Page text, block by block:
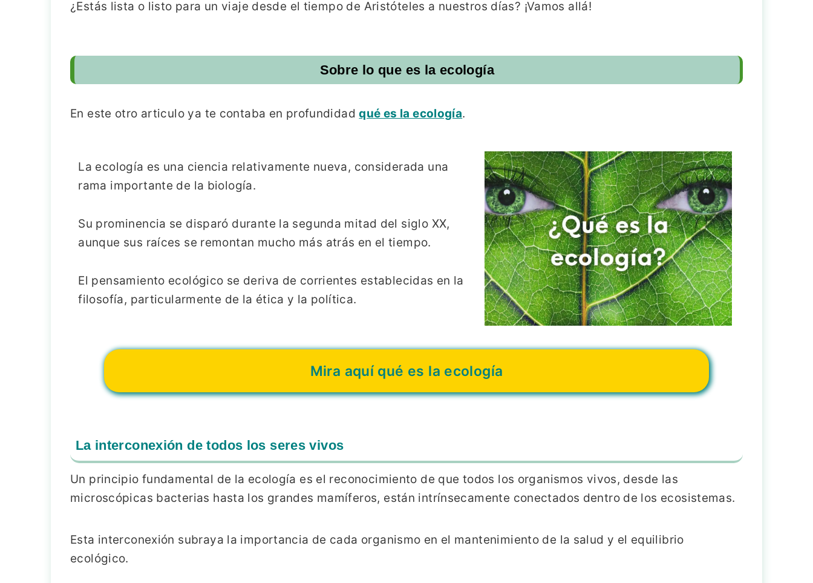
¿Estás lista o listo para un viaje desde el tiempo de Aristóteles a nuestros días? ¡Vamos allá!
Sobre lo que es la ecología
En este otro articulo ya te contaba en profundidadqué es la ecología.
La ecología es una ciencia relativamente nueva, considerada una
rama importante de la biología.
Su prominencia se disparó durante la segunda mitad del siglo XX,
aunque sus raíces se remontan mucho más atrás en el tiempo.
El pensamiento ecológico se deriva de corrientes establecidas en la
filosofía, particularmente de la ética y la política.
Mira aquí qué es la ecología
La interconexión de todos los seres vivos
Un principio fundamental de la ecología es el reconocimiento de que todos los organismos vivos, desde las
microscópicas bacterias hasta los grandes mamíferos, están intrínsecamente conectados dentro de los ecosistemas.
Esta interconexión subraya la importancia de cada organismo en el mantenimiento de la salud y el equilibrio
ecológico.